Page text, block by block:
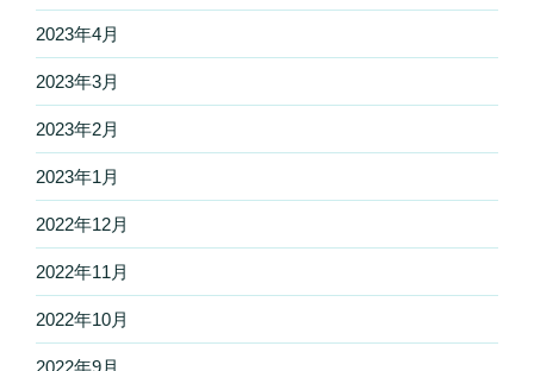
2023年4月
2023年3月
2023年2月
2023年1月
2022年12月
2022年11月
2022年10月
2022年9月